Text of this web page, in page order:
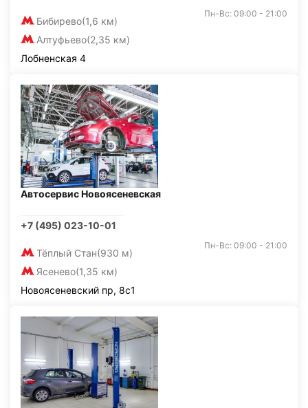
Бибирево(1,6 км)
Алтуфьево(2,35 км)
Пн-Вс: 09:00 - 21:00
Лобненская 4
Автосервис Новоясеневская
+7 (495) 023-10-01
Тёплый Стан(930 м)
Ясенево(1,35 км)
Пн-Вс: 09:00 - 21:00
Новоясеневский пр, 8с1